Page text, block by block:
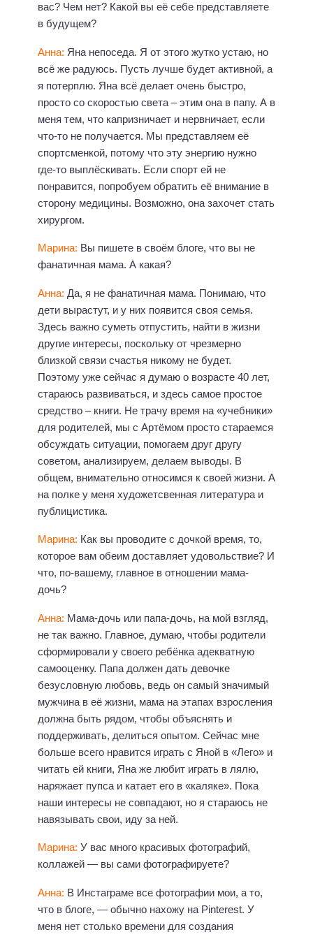
вас? Чем нет? Какой вы её себе представляете
в будущем?
Анна: Яна непоседа. Я от этого жутко устаю, но
всё же радуюсь. Пусть лучше будет активной, а
я потерплю. Яна всё делает очень быстро,
просто со скоростью света – этим она в папу. А в
меня тем, что капризничает и нервничает, если
что-то не получается. Мы представляем её
спортсменкой, потому что эту энергию нужно
где-то выплёскивать. Если спорт ей не
понравится, попробуем обратить её внимание в
сторону медицины. Возможно, она захочет стать
хирургом.
Марина: Вы пишете в своём блоге, что вы не
фанатичная мама. А какая?
Анна: Да, я не фанатичная мама. Понимаю, что
дети вырастут, и у них появится своя семья.
Здесь важно суметь отпустить, найти в жизни
другие интересы, поскольку от чрезмерно
близкой связи счастья никому не будет.
Поэтому уже сейчас я думаю о возрасте 40 лет,
стараюсь развиваться, и здесь самое простое
средство – книги. Не трачу время на «учебники»
для родителей, мы с Артёмом просто стараемся
обсуждать ситуации, помогаем друг другу
советом, анализируем, делаем выводы. В
общем, внимательно относимся к своей жизни. А
на полке у меня художетсвенная литература и
публицистика.
Марина: Как вы проводите с дочкой время, то,
которое вам обеим доставляет удовольствие? И
что, по-вашему, главное в отношении мама-
дочь?
Анна: Мама-дочь или папа-дочь, на мой взгляд,
не так важно. Главное, думаю, чтобы родители
сформировали у своего ребёнка адекватную
самооценку. Папа должен дать девочке
безусловную любовь, ведь он самый значимый
мужчина в её жизни, мама на этапах взросления
должна быть рядом, чтобы объяснять и
поддерживать, делиться опытом. Сейчас мне
больше всего нравится играть с Яной в «Лего» и
читать ей книги, Яна же любит играть в лялю,
наряжает пупса и катает его в «каляке». Пока
наши интересы не совпадают, но я стараюсь не
навязывать свои, иду за ней.
Марина: У вас много красивых фотографий,
коллажей — вы сами фотографируете?
Анна: В Инстаграме все фотографии мои, а то,
что в блоге, — обычно нахожу на Pinterest. У
меня нет столько времени для создания